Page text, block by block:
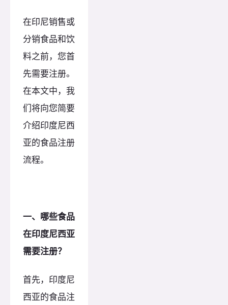
在印尼销售或
分销食品和饮
料之前，您首
先需要注册。
在本文中，我
们将向您简要
介绍印度尼西
亚的食品注册
流程。
一、哪些食品
在印度尼西亚
需要注册？
首先，印度尼
西亚的食品注